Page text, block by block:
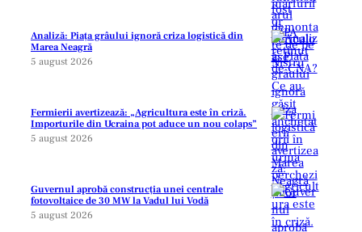
Analiză: Piața grâului ignoră criza logistică din
Marea Neagră
5 august 2026
Fermierii avertizează: „Agricultura este în criză.
Importurile din Ucraina pot aduce un nou colaps”
5 august 2026
Guvernul aprobă construcția unei centrale
fotovoltaice de 30 MW la Vadul lui Vodă
5 august 2026